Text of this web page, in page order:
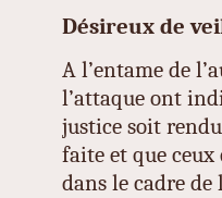
Désireux de
A l’entame de
l’attaque ont
justice soit
faite et que ceux
dans le cadre